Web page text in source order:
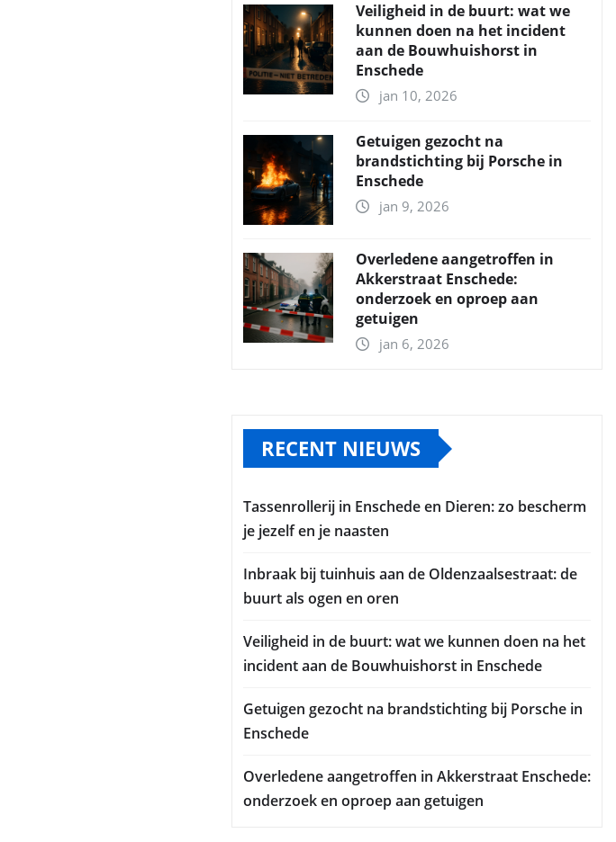
Veiligheid in de buurt: wat we
kunnen doen na het incident
aan de Bouwhuishorst in
Enschede
jan 10, 2026
Getuigen gezocht na
brandstichting bij Porsche in
Enschede
jan 9, 2026
Overledene aangetroffen in
Akkerstraat Enschede:
onderzoek en oproep aan
getuigen
jan 6, 2026
RECENT NIEUWS
Tassenrollerij in Enschede en Dieren: zo bescherm
je jezelf en je naasten
Inbraak bij tuinhuis aan de Oldenzaalsestraat: de
buurt als ogen en oren
Veiligheid in de buurt: wat we kunnen doen na het
incident aan de Bouwhuishorst in Enschede
Getuigen gezocht na brandstichting bij Porsche in
Enschede
Overledene aangetroffen in Akkerstraat Enschede:
onderzoek en oproep aan getuigen